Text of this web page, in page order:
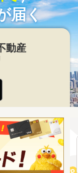
届く
動産